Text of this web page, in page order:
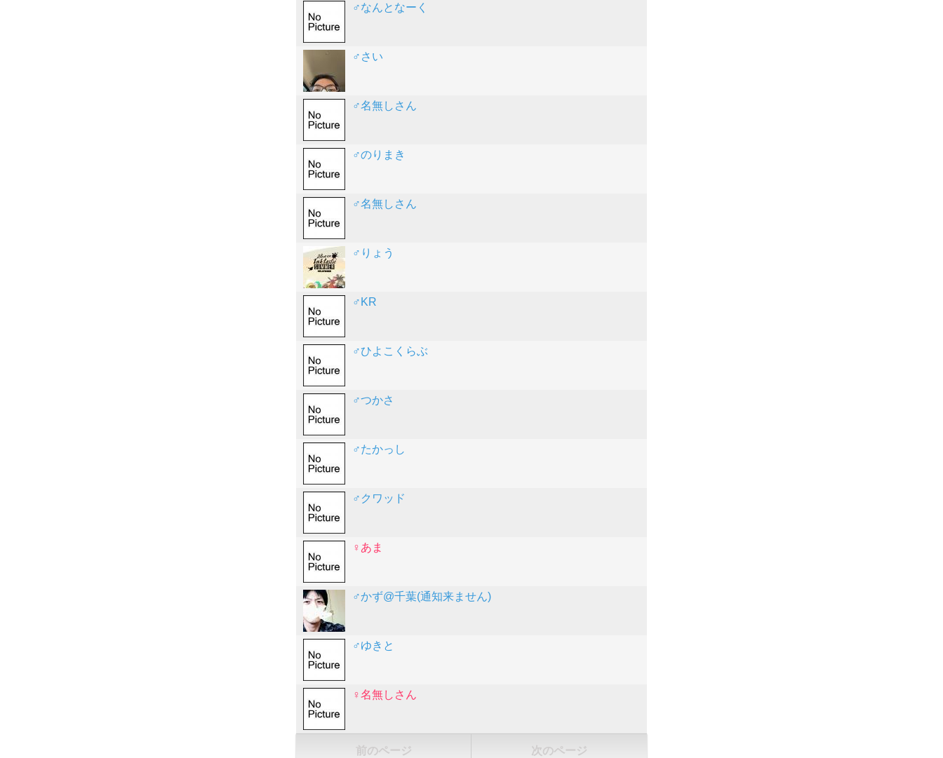
♂なんとなーく
♂さい
♂名無しさん
♂のりまき
♂名無しさん
♂りょう
♂KR
♂ひよこくらぶ
♂つかさ
♂たかっし
♂クワッド
♀あま
♂かず@千葉(通知来ません)
♂ゆきと
♀名無しさん
前のページ 次のページ